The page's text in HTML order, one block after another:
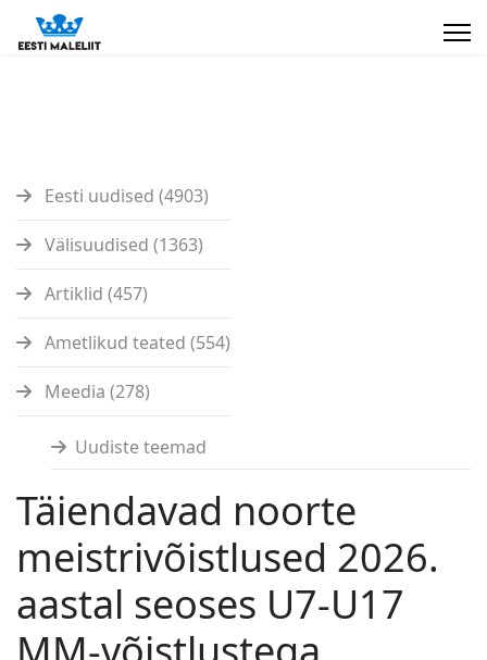
Eesti uudised (4903)
Välisuudised (1363)
Artiklid (457)
Ametlikud teated (554)
Meedia (278)
Uudiste teemad
Täiendavad noorte
meistrivõistlused 2026.
aastal seoses U7-U17